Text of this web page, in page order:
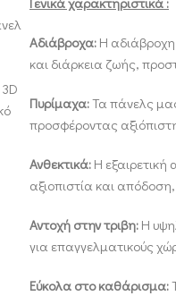
Αδιάβροχα: Η
και διάρκεια ζωής,
Πυρίμαχα:Τα πάνελς
προσφέροντας
Ανθεκτικά: Η
αξιοπιστία και
Αντοχή στην τριβη: Η
για επαγγελματικούς
Εύκολα στο καθάρισμα: